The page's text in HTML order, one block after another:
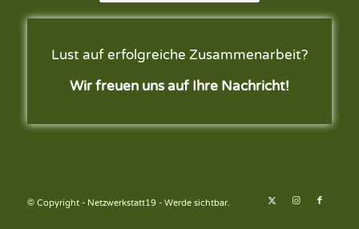
Lust auf erfolgreiche Zusammenarbeit?
Wir freuen uns auf Ihre Nachricht!
© Copyright - Netzwerkstatt19 - Werde sichtbar.